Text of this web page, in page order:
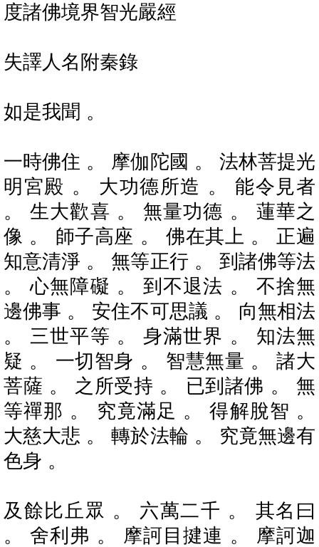
度諸佛境界智光嚴經
失譯人名附秦錄
如是我聞 。
一時佛住 。 摩伽陀國 。 法林菩提光
明宮殿 。 大功德所造 。 能令見者
。 生大歡喜 。 無量功德 。 蓮華之
像 。 師子高座 。 佛在其上 。 正遍
知意清淨 。 無等正行 。 到諸佛等法
。 心無障礙 。 到不退法 。 不捨無
邊佛事 。 安住不可思議 。 向無相法
。 三世平等 。 身滿世界 。 知法無
疑 。 一切智身 。 智慧無量 。 諸大
菩薩 。 之所受持 。 已到諸佛 。 無
等禪那 。 究竟滿足 。 得解脫智 。
大慈大悲 。 轉於法輪 。 究竟無邊有
色身 。
及餘比丘眾 。 六萬二千 。 其名曰
。 舍利弗 。 摩訶目揵連 。 摩訶迦